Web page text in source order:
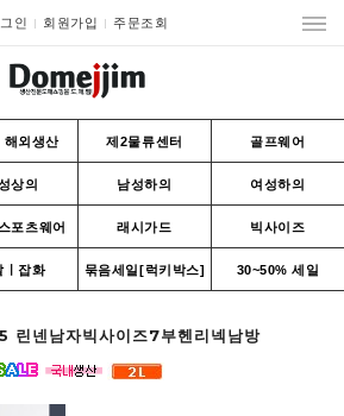
인 회원가입 주문조회
해외생산 제2물류센터 골프웨어
상의 남성하의 여성하의
포츠웨어 래시가드 빅사이즈
ㅣ잡화 묶음세일[럭키박스] 30~50% 세일
넨남자빅사이즈7부헨리넥남방